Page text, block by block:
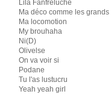
Lila Fanfreluche
Ma déco comme les grands
Ma locomotion
My brouhaha
Ni(D)
Olivelse
On va voir si
Podane
Tu l'as lustucru
Yeah yeah girl